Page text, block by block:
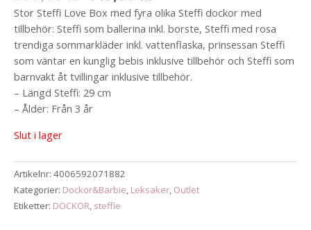
ursprungliga
priset
var:
599,00 kr.
nuvarande
priset
är:
449,00 kr.
Stor Steffi Love Box med fyra olika Steffi dockor med
tillbehör: Steffi som ballerina inkl. borste, Steffi med rosa
trendiga sommarkläder inkl. vattenflaska, prinsessan Steffi
som väntar en kunglig bebis inklusive tillbehör och Steffi som
barnvakt åt tvillingar inklusive tillbehör.
– Längd Steffi: 29 cm
– Ålder: Från 3 år
Slut i lager
Artikelnr: 4006592071882
Kategorier: Dockor&Barbie, Leksaker, Outlet
Etiketter: DOCKOR, steffie